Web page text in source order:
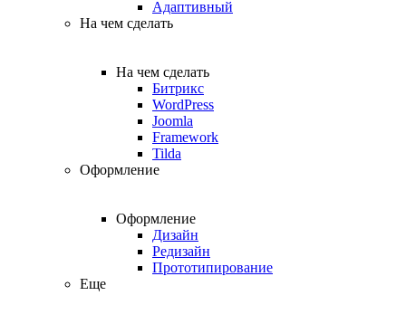
Адаптивный
На чем сделать
На чем сделать
Битрикс
WordPress
Joomla
Framework
Tilda
Оформление
Оформление
Дизайн
Редизайн
Прототипирование
Еще